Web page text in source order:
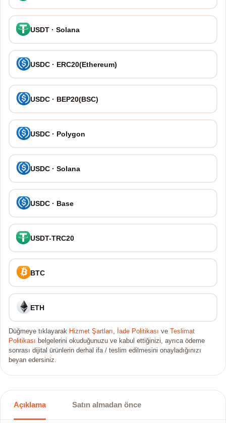
USDT · Solana
USDC · ERC20(Ethereum)
USDC · BEP20(BSC)
USDC · Polygon
USDC · Solana
USDC · Base
USDT-TRC20
BTC
ETH
Düğmeye tıklayarak Hizmet Şartları, İade Politikası ve
Teslimat
Politikası belgelerini okuduğunuzu ve kabul ettiğinizi, ayrıca ödeme
sonrası dijital ürünlerin derhal ifa / teslim edilmesini onayladığınızı
beyan edersiniz.
Açıklama Satın almadan önce